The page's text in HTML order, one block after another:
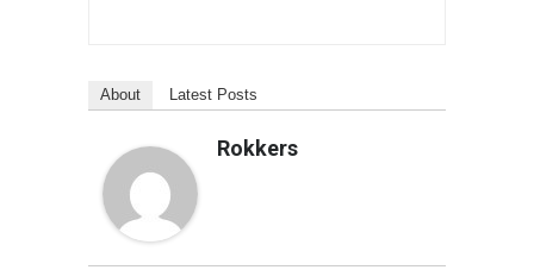
About Latest Posts
Rokkers